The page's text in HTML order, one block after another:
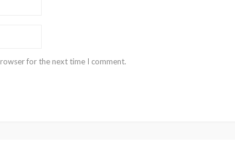
for the next time I comment.